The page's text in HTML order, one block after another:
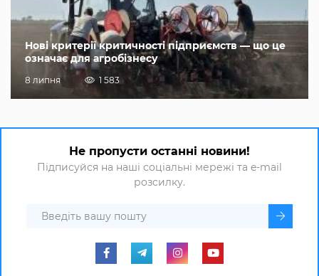
Нові критерії критичності підприємств — що це
означає для агробізнесу
8 липня 1 583
Не пропусти останні новини!
Підписуйся на наші соціальні мережі та e-mail
розсилку.